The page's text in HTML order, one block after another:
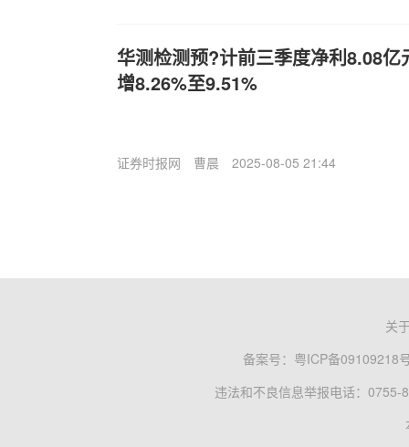
华测检测预?计前三季度净利8.08
增8.26%至9.51%
证券时报网 曹晨 2025-08-05 21:44
关
备案号： 粤ICP备09109218
违法和不良信息举报电话：0755-